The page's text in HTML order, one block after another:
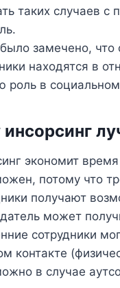
таких случаев с
замечено, что
находятся в
роль в
экономит
потому что
получают
может
сотрудники
контакте
в случае